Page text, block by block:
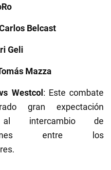
Belcast
Geli
Mazza
Westcol : Este combate
gran expectación
intercambio de
entre los